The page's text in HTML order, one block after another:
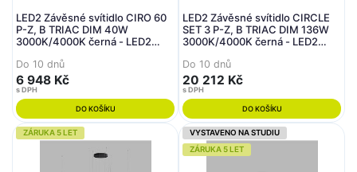
LED2 Závěsné svítidlo CIRO 60
P-Z, B TRIAC DIM 40W
3000K/4000K černá - LED2
Do 10 dnů
6 948 Kč
s DPH
DO KOŠÍKU
LED2 Závěsné svítidlo CIRCLE
SET 3 P-Z, B TRIAC DIM 136W
3000K/4000K černá - LED2
Do 10 dnů
20 212 Kč
s DPH
DO KOŠÍKU
ZÁRUKA 5 LET
VYSTAVENO NA STUDIU
ZÁRUKA 5 LET